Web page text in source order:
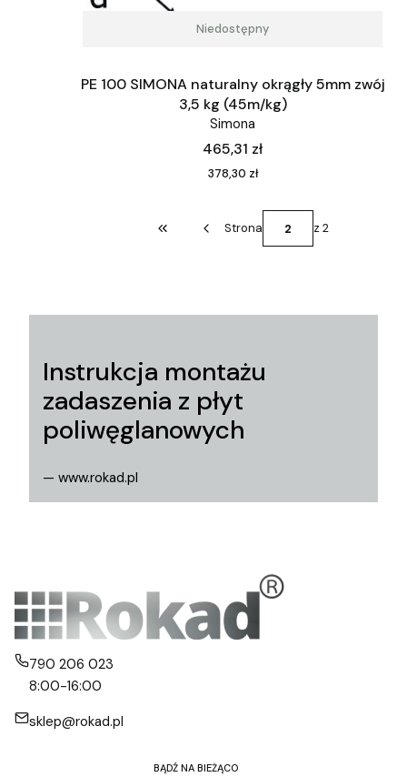
Niedostępny
PE 100 SIMONA naturalny okrągły 5mm zwój
3,5 kg (45m/kg)
Simona
Cena
465,31 zł
Cena
378,30 zł
Wróć do pierwszej strony z produktami
Strona z 2
Instrukcja montażu
zadaszenia z płyt
poliwęglanowych
— www.rokad.pl
790 206 023
8:00-16:00
sklep@rokad.pl
BĄDŹ NA BIEŻĄCO